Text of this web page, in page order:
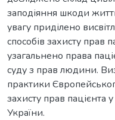
заподіяння шкоди
увагу приділено
способів захисту прав
узагальнено права
суду з прав людини.
практики
захисту прав пацієнта
України.